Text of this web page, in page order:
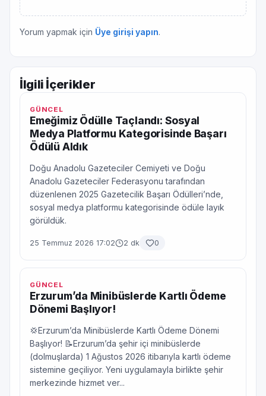
Yorum yapmak için Üye girişi yapın.
İlgili İçerikler
GÜNCEL
Emeğimiz Ödülle Taçlandı: Sosyal
Medya Platformu Kategorisinde Başarı
Ödülü Aldık
Doğu Anadolu Gazeteciler Cemiyeti ve Doğu
Anadolu Gazeteciler Federasyonu tarafından
düzenlenen 2025 Gazetecilik Başarı Ödülleri’nde,
sosyal medya platformu kategorisinde ödüle layık
görüldük.
25 Temmuz 2026 17:02 2 dk 0
GÜNCEL
Erzurum’da Minibüslerde Kartlı Ödeme
Dönemi Başlıyor!
💢Erzurum’da Minibüslerde Kartlı Ödeme Dönemi
Başlıyor! 📝Erzurum’da şehir içi minibüslerde
(dolmuşlarda) 1 Ağustos 2026 itibarıyla kartlı ödeme
sistemine geçiliyor. Yeni uygulamayla birlikte şehir
merkezinde hizmet ver...